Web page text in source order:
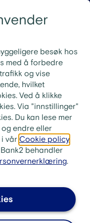
besøk hos
med å forbedre
og vise
hvilket
Ved å klikke
Via "innstillinger"
Du kan lese mer
endre eller
vår Cookie policy
behandler
.
på lån
må du bruke
Ønsker du i
skriv «Til
i stedet for
Group.
vi at